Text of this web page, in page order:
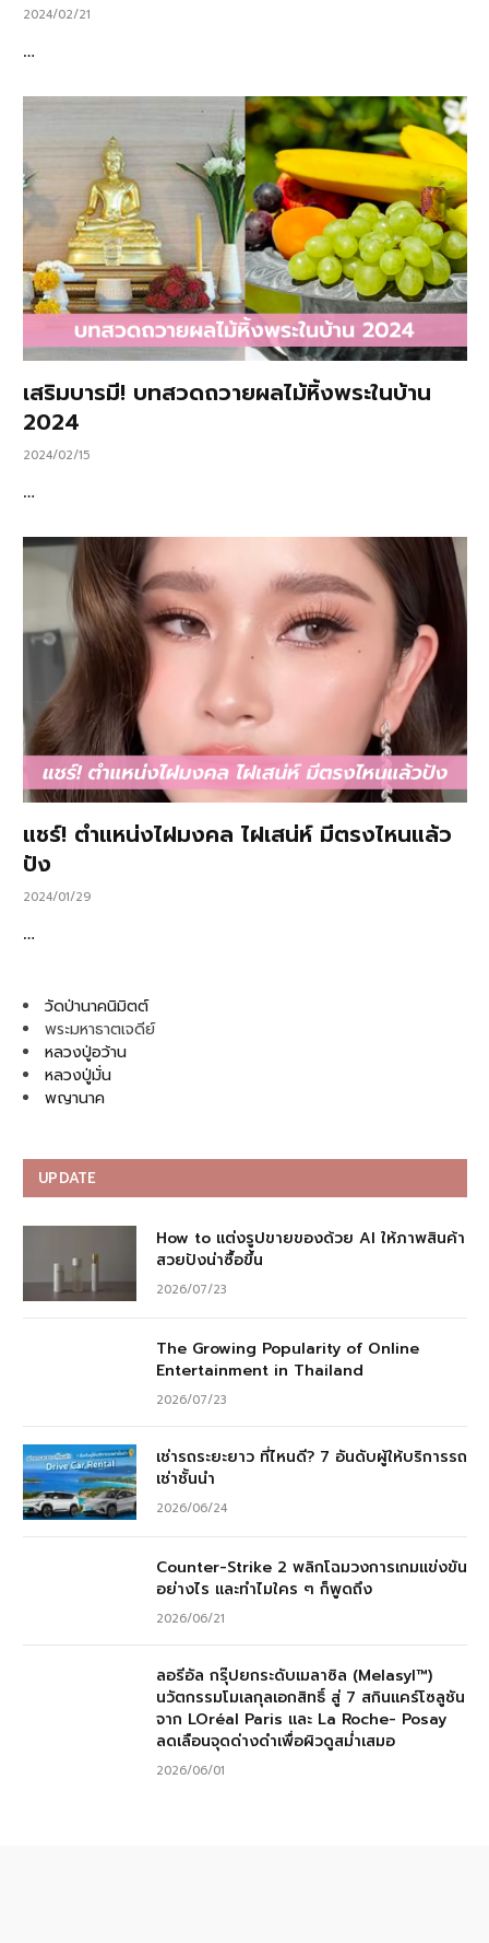
2024/02/21
…
เสริมบารมี! บทสวดถวายผลไม้หิ้งพระในบ้าน
2024
2024/02/15
…
แชร์! ตำแหน่งไฝมงคล ไฝเสน่ห์ มีตรงไหนแล้ว
ปัง
2024/01/29
…
วัดป่านาคนิมิตต์
พระมหาธาตเจดีย์
หลวงปู่อว้าน
หลวงปู่มั่น
พญานาค
UPDATE
How to แต่งรูปขายของด้วย AI ให้ภาพสินค้า
สวยปังน่าซื้อขึ้น
2026/07/23
The Growing Popularity of Online
Entertainment in Thailand
2026/07/23
เช่ารถระยะยาว ที่ไหนดี? 7 อันดับผู้ให้บริการรถ
เช่าชั้นนำ
2026/06/24
Counter-Strike 2 พลิกโฉมวงการเกมแข่งขัน
อย่างไร และทำไมใคร ๆ ก็พูดถึง
2026/06/21
ลอรีอัล กรุ๊ปยกระดับเมลาซิล (Melasyl™)
นวัตกรรมโมเลกุลเอกสิทธิ์ สู่ 7 สกินแคร์โซลูชัน
จาก LOréal Paris และ La Roche- Posay
ลดเลือนจุดด่างดำเพื่อผิวดูสม่ำเสมอ
2026/06/01